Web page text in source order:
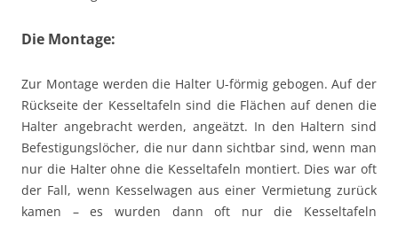
Die Montage:
Zur Montage werden die Halter U-förmig gebogen. Auf der
Rückseite der Kesseltafeln sind die Flächen auf denen die
Halter angebracht werden, angeätzt. In den Haltern sind
Befestigungslöcher, die nur dann sichtbar sind, wenn man
nur die Halter ohne die Kesseltafeln montiert. Dies war oft
der Fall, wenn Kesselwagen aus einer Vermietung zurück
kamen – es wurden dann oft nur die Kesseltafeln